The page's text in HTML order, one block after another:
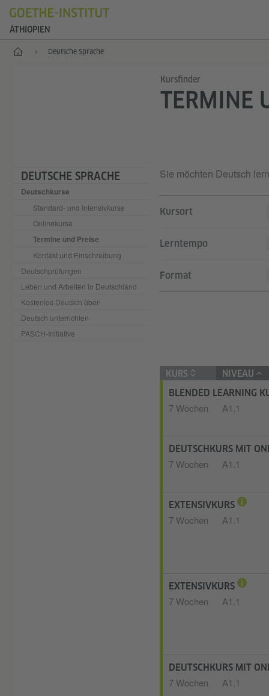
ÄTHIOPIEN
Start Deutsche Sprache
DEUTSCHE SPRACHE
Deutschkurse
Standard- und Intensivkurse
Onlinekurse
Termine und Preise
Kontakt und Einschreibung
Deutschprüfungen
Leben und Arbeiten in Deutschland
Kostenlos Deutsch üben
Deutsch unterrichten
PASCH-Initiative
Kursfinder
TERMINE
Sie möchten Deutsch
Kursort
Lerntempo
Format
KURS NIVEAU
BLENDED LEARNING
7 Wochen A1.1
DEUTSCHKURS MIT
7 Wochen A1.1
EXTENSIVKURS
7 Wochen A1.1
EXTENSIVKURS
7 Wochen A1.1
DEUTSCHKURS MIT
7 Wochen A1.1